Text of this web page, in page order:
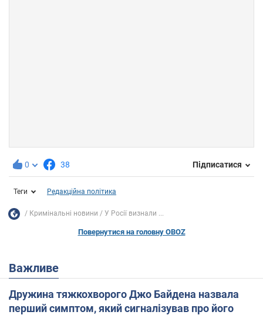
0 38 Підписатися
Теги Редакційна політика
Кримінальні новини У Росії визнали ...
Повернутися на головну OBOZ
Важливе
Дружина тяжкохворого Джо Байдена назвала
перший симптом, який сигналізував про його